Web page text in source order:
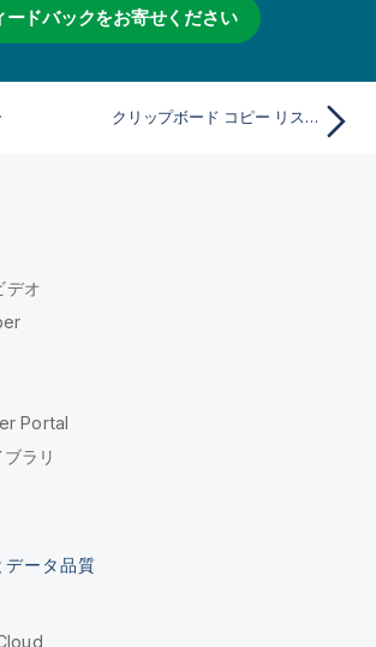
ードバックをお寄せください
クリップボード コピー リスト
デオ
Portal
ラリ
データ品質